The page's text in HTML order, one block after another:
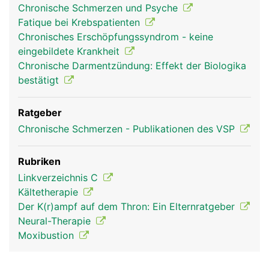
Chronische Schmerzen und Psyche
Fatique bei Krebspatienten
Chronisches Erschöpfungssyndrom - keine
eingebildete Krankheit
Chronische Darmentzündung: Effekt der Biologika
bestätigt
Ratgeber
Chronische Schmerzen - Publikationen des VSP
Rubriken
Linkverzeichnis C
Kältetherapie
Der K(r)ampf auf dem Thron: Ein Elternratgeber
Neural-Therapie
Moxibustion